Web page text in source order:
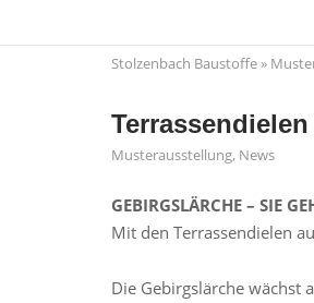
to
Stolzenbach Baustoffe »
Musterausstellung, News
GEBIRGSLÄRCHE – SIE
Mit den Terrassendielen
Die Gebirgslärche wächst